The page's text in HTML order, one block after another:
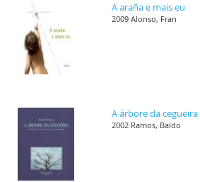
A araña e mais eu
2009 Alonso, Fran
A árbore da cegueira
2002 Ramos, Baldo